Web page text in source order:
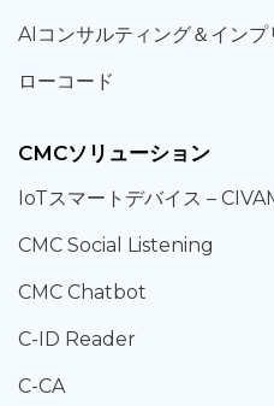
AIコンサルティング＆ インプ
ローコード
CMCソリューション
IoTスマートデバイス –
CMC Social Listening
CMC Chatbot
C-ID Reader
C-CA